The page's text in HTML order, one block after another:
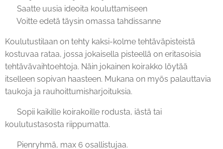
✨ Saatte uusia ideoita kouluttamiseen
✨ Voitte edetä täysin omassa tahdissanne
Koulutustilaan on tehty kaksi-kolme tehtäväpisteistä
kostuvaa rataa, jossa jokaisella pisteellä on eritasoisia
tehtävävaihtoehtoja. Näin jokainen koirakko löytää
itselleen sopivan haasteen. Mukana on myös palauttavia
taukoja ja rauhoittumisharjoituksia.
💚 Sopii kaikille koirakoille rodusta, iästä tai
koulutustasosta riippumatta.
👥 Pienryhmä, max 6 osallistujaa.